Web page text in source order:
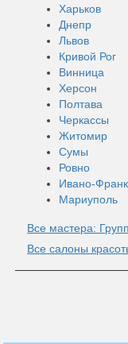
Харьков
Днепр
Львов
Кривой Рог
Винница
Херсон
Полтава
Черкассы
Житомир
Сумы
Ровно
Ивано-
Мариуполь
Все мастера:
Все салоны